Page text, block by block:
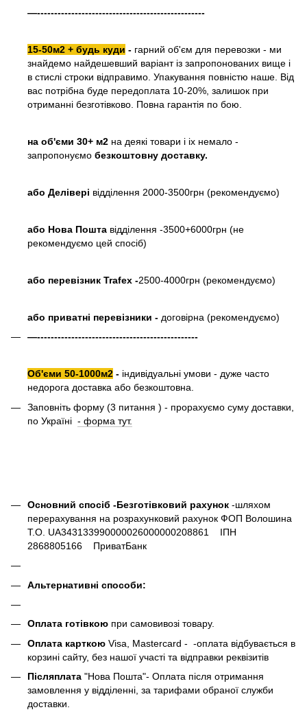
—-------------------------------------------------
15-50м2 + будь куди - гарний об'єм для перевозки - ми
знайдемо найдешевший варіант із запропонованих вище і
в стислі строки відправимо. Упакування повністю наше. Від
вас потрібна буде передоплата 10-20%, залишок при
отриманні безготівково. Повна гарантія по бою.
на об'єми 30+ м2 на деякі товари і іх немало -
запропонуємо безкоштовну доставку.
або Делівері відділення 2000-3500грн (рекомендуємо)
або Нова Пошта відділення -3500+6000грн (не
рекомендуємо цей спосіб)
або перевізник Trafex -2500-4000грн (рекомендуємо)
або приватні перевізники - договірна (рекомендуємо)
—-----------------------------------------------
Об'єми 50-1000м2 - індивідуальні умови - дуже часто
недорога доставка або безкоштовна.
Заповніть форму (3 питання ) - прорахуємо суму доставки,
по Україні - форма тут.
Основний спосіб -Безготівковий рахунок -шляхом
перерахування на розрахунковий рахунок ФОП Волошина
Т.О. UA343133990000026000000208861 ІПН
2868805166 ПриватБанк
Альтернативні способи:
Оплата готівкою при самовивозі товару.
Оплата карткою Visa, Mastercard - -оплата відбувається в
корзині сайту, без нашої участі та відправки реквізитів
Післяплата "Нова Пошта"- Оплата після отримання
замовлення у відділенні, за тарифами обраної служби
доставки.